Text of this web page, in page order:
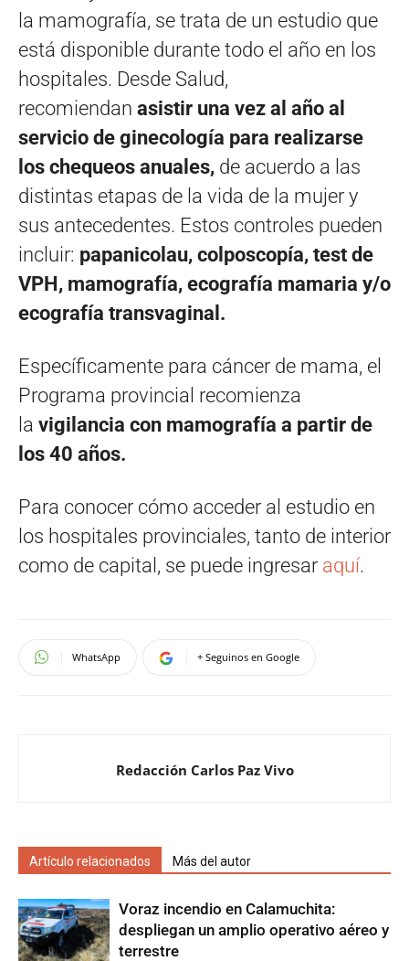
la mamografía, se trata de un estudio que
está disponible durante todo el año en los
hospitales. Desde Salud,
recomiendan asistir una vez al año al
servicio de ginecología para realizarse
los chequeos anuales, de acuerdo a las
distintas etapas de la vida de la mujer y
sus antecedentes. Estos controles pueden
incluir: papanicolau, colposcopía, test de
VPH, mamografía, ecografía mamaria y/o
ecografía transvaginal.
Específicamente para cáncer de mama, el
Programa provincial recomienza
la vigilancia con mamografía a partir de
los 40 años.
Para conocer cómo acceder al estudio en
los hospitales provinciales, tanto de interior
como de capital, se puede ingresar aquí.
WhatsApp + Seguinos en Google
Redacción Carlos Paz Vivo
Artículo relacionados Más del autor
Voraz incendio en Calamuchita:
despliegan un amplio operativo aéreo y
terrestre